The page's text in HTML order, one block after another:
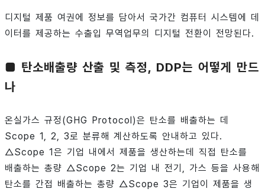
디지털 제품 여권에 정보를 담아서 국가간 컴퓨터 시스템에 데
이터를 제공하는 수출입 무역업무의 디지털 전환이 전망된다.
■ 탄소배출량 산출 및 측정, DDP는 어떻게 만드
나
온실가스 규정(GHG Protocol)은 탄소를 배출하는 데
Scope 1, 2, 3로 분류해 계산하도록 안내하고 있다.
△Scope 1은 기업 내에서 제품을 생산하는데 직접 탄소를
배출하는 총량 △Scope 2는 기업 내 전기, 가스 등을 사용해
탄소를 간접 배출하는 총량 △Scope 3은 기업이 제품을 생